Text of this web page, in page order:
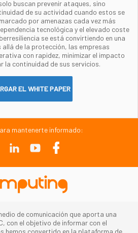
buscan prevenir ataques, sino
de su actividad cuando estos se
por amenazas cada vez más
tecnológica y el elevado coste
se está convirtiendo en una
de la protección, las empresas
con rapidez, minimizar el impacto
la continuidad de sus servicios.
EL WHITE PAPER
mantenerte informado:
de comunicación que aporta una
con el objetivo de informar con el
hemos convertido en la plataforma de